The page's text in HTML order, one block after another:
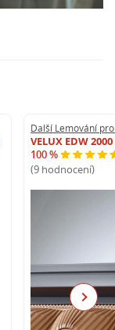
Další Lemování
VELUX EDW
100 %
(9 hodnocení)
Next